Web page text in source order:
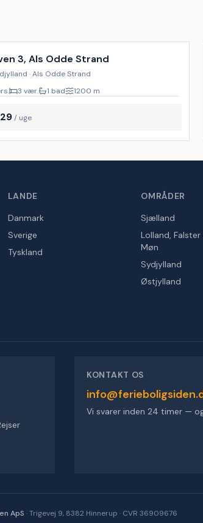
3, Als Odde Strand
· Als Odde Strand
3 vær. 1 bad 1200 m
/ uge
LANDE
Danmark
Sverige
Tyskland
OMRÅDER
Sjælland
Lolland, Falster
Møn
Sydjylland
Østjylland
KONTAKT OS
Vi svarer inden 24 timer —
ApS ·Trigevej 9, 8382 Hinnerup · CVR 36909676